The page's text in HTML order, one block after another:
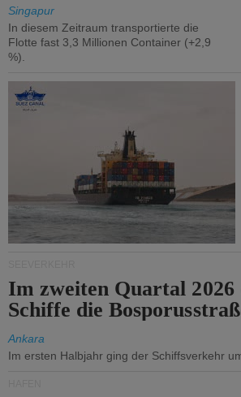
Singapur
In diesem Zeitraum transportierte die
Flotte fast 3,3 Millionen Container (+2,9
%).
Im zweiten Quartal
Schiffe die
Ankara
Im ersten Halbjahr ging der Schiffsverkehr